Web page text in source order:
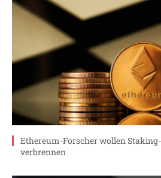
Ethereum-Forscher wollen
verbrennen